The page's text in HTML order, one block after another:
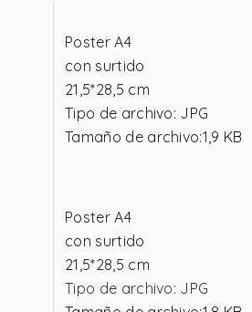
Poster A4
con surtido
21,5*28,5 cm
Tipo de archivo: JPG
Tamaño de archivo:1,9 KB
Poster A4
con surtido
21,5*28,5 cm
Tipo de archivo: JPG